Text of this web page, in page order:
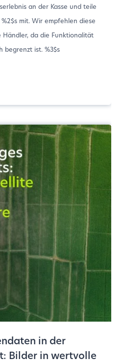
an der Kasse und teile
mit. Wir empfehlen diese
da die Funktionalität
begrenzt ist. %3$s
in der
Bilder in wertvolle